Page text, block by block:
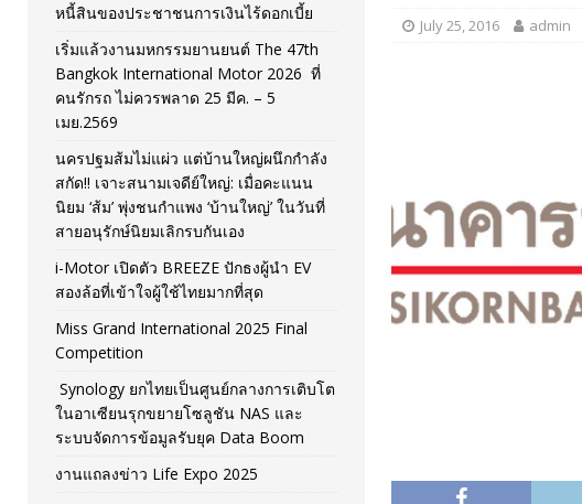
July 25, 2016 admin
หนี้สินของประชาชนการเงินไร้ดอกเบี้ย
เริ่มแล้วงานมหกรรมยานยนต์ The 47th
Bangkok International Motor 2026 ที่
คนรักรถ ไม่ควรพลาด 25 มีค. – 5
เมย.2569
นครปฐมส้มไม่แผ่ว แต่บ้านใหญ่ผนึกกำลัง
สกัด!! เจาะสนามเจดีย์ใหญ่: เมื่อคะแนน
นิยม ‘ส้ม’ พุ่งชนกำแพง ‘บ้านใหญ่’ ในวันที่
สายอนุรักษ์นิยมเลิกรบกันเอง
i-Motor เปิดตัว BREEZE ปักธงผู้นำ EV
สองล้อที่เข้าใจผู้ใช้ไทยมากที่สุด
Miss Grand International 2025 Final
Competition
Synology ยกไทยเป็นศูนย์กลางการเติบโต
ในอาเซียนรุกขยายโซลูชัน NAS และ
ระบบจัดการข้อมูลรับยุค Data Boom
งานแถลงข่าว Life Expo 2025